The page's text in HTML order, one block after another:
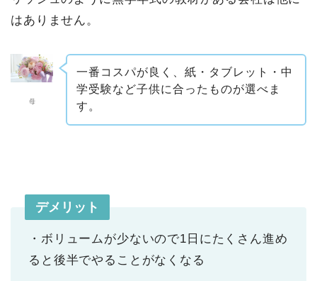
はありません。
母
一番コスパが良く、紙・タブレット・中
学受験など子供に合ったものが選べま
す。
デメリット
・ボリュームが少ないので1日にたくさん進め
ると後半でやることがなくなる